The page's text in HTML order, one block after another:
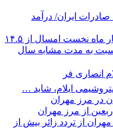
ایران/ درآمد
حق بیمه تولیدی بیمه ملت در چهار ماه نخست امسال از ۱۴.۵
۹۰ درصدی نسبت به مدت مشابه سال
انصاری فر
ایلام، شاید …
در مرز مهران
از تردد زائر بیش از